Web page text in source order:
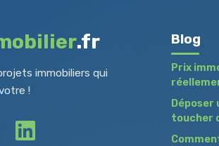
.fr
immobiliers qui
!
Blog
Prix
Déposer
toucher